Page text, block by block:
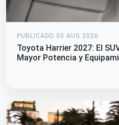
PUBLICADO 05 AUG 2026
Toyota Harrier 2027: El
Mayor Potencia y